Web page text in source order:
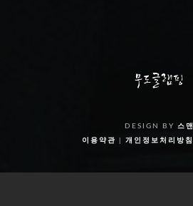
DESIGN BY 스맨
이용약관
개인정보처리방침